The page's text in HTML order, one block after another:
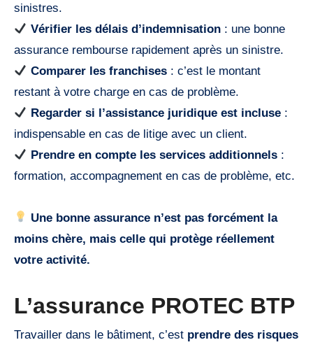
sinistres.
Vérifier les délais d’indemnisation : une bonne
assurance rembourse rapidement après un sinistre.
Comparer les franchises : c’est le montant
restant à votre charge en cas de problème.
Regarder si l’assistance juridique est incluse :
indispensable en cas de litige avec un client.
Prendre en compte les services additionnels :
formation, accompagnement en cas de problème, etc.
Une bonne assurance n’est pas forcément la
moins chère, mais celle qui protège réellement
votre activité.
L’assurance PROTEC BTP
Travailler dans le bâtiment, c’est prendre des risques